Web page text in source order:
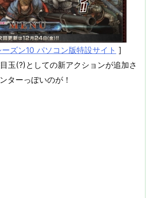
ズン10 パソコン版特設サイト ]
玉(?)としての新アクションが追加さ
ターっぽいのが！